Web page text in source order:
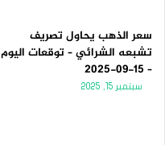
سعر الذهب يحاول تصريف
تشبعه الشرائي – توقعات اليوم
– 15-09-2025
سبتمبر 15, 2025